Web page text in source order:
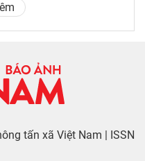
tấn xã Việt Nam | ISSN